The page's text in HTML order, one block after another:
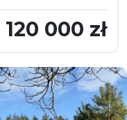
120 000 zł